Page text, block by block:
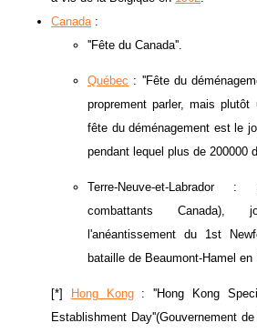
Canada:
''Fête du Canada''.
Québec : ''Fête du
proprement parler, mais
fête du déménagement est le
pendant lequel plus de 200000
Terre-Neuve-et-Labrador :
combattants Canada),
l'anéantissement du 1st
bataille de Beaumont-Hamel en
[*] Hong Kong: ''Hong Kong
Establishment Day''(Gouvernement